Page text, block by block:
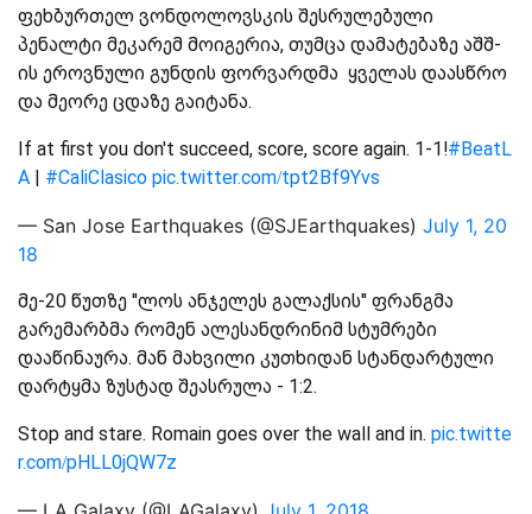
ფეხბურთელ ვონდოლოვსკის შესრულებული
პენალტი მეკარემ მოიგერია, თუმცა დამატებაზე აშშ-
ის ეროვნული გუნდის ფორვარდმა ყველას დაასწრო
და მეორე ცდაზე გაიტანა.
If at first you don't succeed, score, score again. 1-1!#BeatL
A | #CaliClasico pic.twitter.com/tpt2Bf9Yvs
— San Jose Earthquakes (@SJEarthquakes) July 1, 20
18
მე-20 წუთზე ''ლოს ანჯელეს გალაქსის'' ფრანგმა
გარემარბმა რომენ ალესანდრინიმ სტუმრები
დააწინაურა. მან მახვილი კუთხიდან სტანდარტული
დარტყმა ზუსტად შეასრულა - 1:2.
Stop and stare. Romain goes over the wall and in. pic.twitte
r.com/pHLL0jQW7z